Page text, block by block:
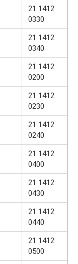
21 1412
0330
21 1412
0340
21 1412
0200
21 1412
0230
21 1412
0240
21 1412
0400
21 1412
0430
21 1412
0440
21 1412
0500